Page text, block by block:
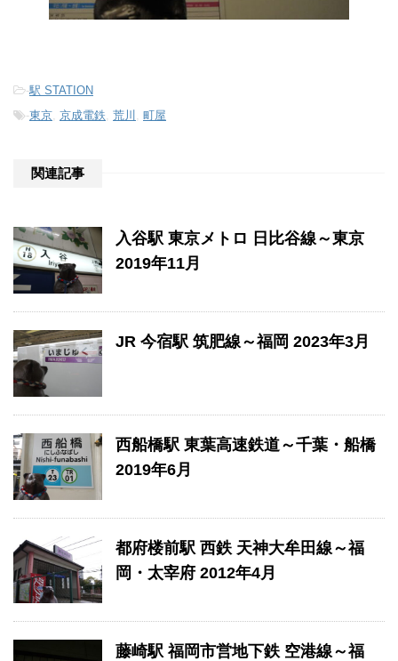
-駅 STATION
-東京 京成電鉄 荒川 町屋
関連記事
入谷駅 東京メトロ 日比谷線～東京
2019年11月
JR 今宿駅 筑肥線～福岡 2023年3月
西船橋駅 東葉高速鉄道～千葉・船橋
2019年6月
都府楼前駅 西鉄 天神大牟田線～福
岡・太宰府 2012年4月
藤崎駅 福岡市営地下鉄 空港線～福